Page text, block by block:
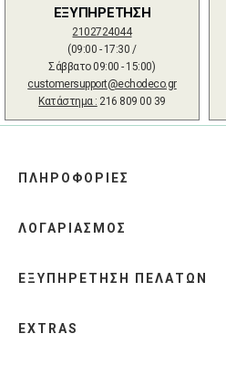
ΕΞΥΠΗΡΕΤΗΣΗ
2102724044
(09:00 - 17:30 /
Σάββατο 09:00 - 15:00)
customersupport@echodeco.gr
Κατάστημα : 216 809 00 39
ΠΛΗΡΟΦΟΡΙΕΣ
ΛΟΓΑΡΙΑΣΜΟΣ
ΕΞΥΠΗΡΕΤΗΣΗ ΠΕΛΑΤΩΝ
EXTRAS